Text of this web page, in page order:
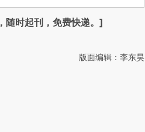
，随时起刊，免费快递。]
版面编辑：李东昊